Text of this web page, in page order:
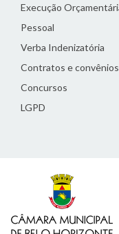
Execução
Pessoal
Verba Indenizatória
Contratos e convênios
Concursos
LGPD